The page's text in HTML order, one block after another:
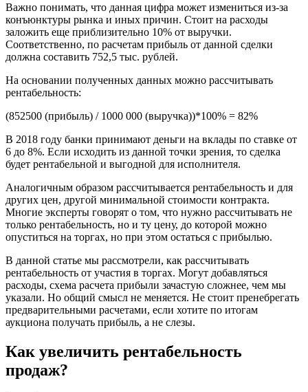
Важно понимать, что данная цифра может измениться из-за
конъюнктуры рынка и иных причин. Стоит на расходы
заложить еще приблизительно 10% от выручки.
Соответственно, по расчетам прибыль от данной сделки
должна составить 752,5 тыс. рублей.
На основании полученных данных можно рассчитывать
рентабельность:
(852500 (прибыль) / 1000 000 (выручка))*100% = 82%
В 2018 году банки принимают деньги на вклады по ставке от
6 до 8%. Если исходить из данной точки зрения, то сделка
будет рентабельной и выгодной для исполнителя.
Аналогичным образом рассчитывается рентабельность и для
других цен, другой минимальной стоимости контракта.
Многие эксперты говорят о том, что нужно рассчитывать не
только рентабельность, но и ту цену, до которой можно
опуститься на торгах, но при этом остаться с прибылью.
В данной статье мы рассмотрели, как рассчитывать
рентабельность от участия в торгах. Могут добавляться
расходы, схема расчета прибыли зачастую сложнее, чем мы
указали. Но общий смысл не меняется. Не стоит пренебрегать
предварительными расчетами, если хотите по итогам
аукциона получать прибыль, а не слезы.
Как увеличить рентабельность
продаж?